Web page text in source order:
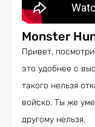
Monster
Привет,
это удобнее с
такого нельзя
войско. Ты же
другому нельзя.